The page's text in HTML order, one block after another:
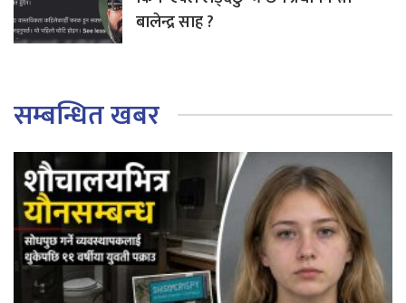
बालेन्द्र साह ?
सम्बन्धित खबर